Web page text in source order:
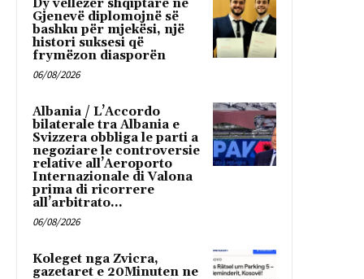
Dy vëllezër shqiptarë në
Gjenevë diplomojnë së
bashku për mjekësi, një
histori suksesi që
frymëzon diasporën
06/08/2026
Albania / L’Accordo
bilaterale tra Albania e
Svizzera obbliga le parti a
negoziare le controversie
relative all’Aeroporto
Internazionale di Valona
prima di ricorrere
all’arbitrato...
06/08/2026
Koleget nga Zvicra,
gazetaret e 20Minuten ne